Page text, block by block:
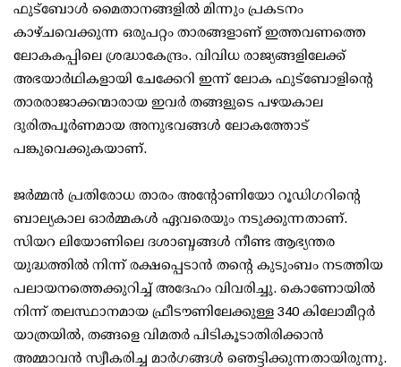
ഫുട്ബോൾ മൈതാനങ്ങളിൽ മിന്നും പ്രകടനം
കാഴ്ചവെക്കുന്ന ഒരുപറ്റം താരങ്ങളാണ് ഇത്തവണത്തെ
ലോകകപ്പിലെ ശ്രദ്ധാകേന്ദ്രം. വിവിധ രാജ്യങ്ങളിലേക്ക്
അഭയാർഥികളായി ചേക്കേറി ഇന്ന് ലോക ഫുട്ബോളിന്റെ
താരരാജാക്കന്മാരായ ഇവർ തങ്ങളുടെ പഴയകാല
ദുരിതപൂർണമായ അനുഭവങ്ങൾ ലോകത്തോട്
പങ്കുവെക്കുകയാണ്.
ജർമ്മൻ പ്രതിരോധ താരം അന്റോണിയോ റൂഡിഗറിന്റെ
ബാല്യകാല ഓർമ്മകൾ ഏവരെയും നടുക്കുന്നതാണ്.
സിയറ ലിയോണിലെ ദശാബ്ദങ്ങൾ നീണ്ട ആഭ്യന്തര
യുദ്ധത്തിൽ നിന്ന് രക്ഷപ്പെടാൻ തന്റെ കുടുംബം നടത്തിയ
പലായനത്തെക്കുറിച്ച് അദേഹം വിവരിച്ചു. കൊണോയിൽ
നിന്ന് തലസ്ഥാനമായ ഫ്രീടൗണിലേക്കുള്ള 340 കിലോമീറ്റർ
യാത്രയിൽ, തങ്ങളെ വിമതർ പിടികൂടാതിരിക്കാൻ
അമ്മാവൻ സ്വീകരിച്ച മാർ​ഗങ്ങൾ ഞെട്ടിക്കുന്നതായിരുന്നു.